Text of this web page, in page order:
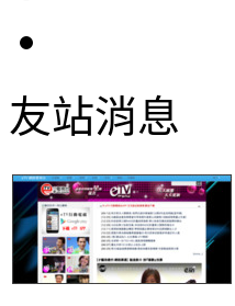
友站消息